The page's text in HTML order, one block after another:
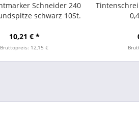
Schneider 240
schwarz 10St.
10,21 € *
Bruttopreis: 12,15 €